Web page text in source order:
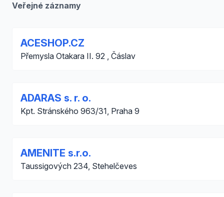
Veřejné záznamy
ACESHOP.CZ
Přemysla Otakara II. 92 , Čáslav
ADARAS s. r. o.
Kpt. Stránského 963/31, Praha 9
AMENITE s.r.o.
Taussigových 234, Stehelčeves